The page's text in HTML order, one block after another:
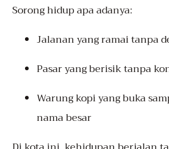
Sorong hidup apa adanya:
Jalanan yang ramai tanpa
Pasar yang berisik tanpa
Warung kopi yang buka
nama besar